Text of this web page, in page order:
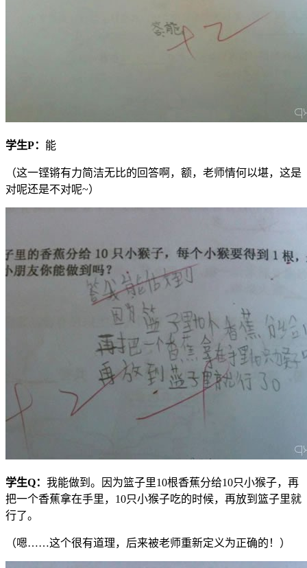
学生P： 能
（这一铿锵有力简洁无比的回答啊，额，老师情何以堪，这是
对呢还是不对呢~）
学生Q： 我能做到。因为篮子里10根香蕉分给10只小猴子，再
把一个香蕉拿在手里，10只小猴子吃的时候，再放到篮子里就
行了。
（嗯……这个很有道理，后来被老师重新定义为正确的！）